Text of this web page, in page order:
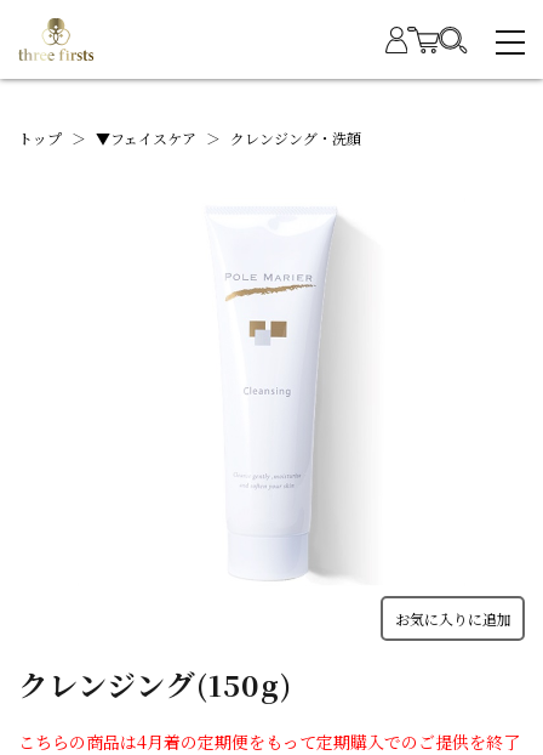
トップ ＞ ▼フェイスケア ＞ クレンジング・洗顔
お気に入りに追加
クレンジング(150g)
こちらの商品は4月着の定期便をもって定期購入でのご提供を終了